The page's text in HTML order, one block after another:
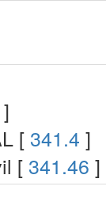
]
[ 341.4 ]
[ 341.46 ]